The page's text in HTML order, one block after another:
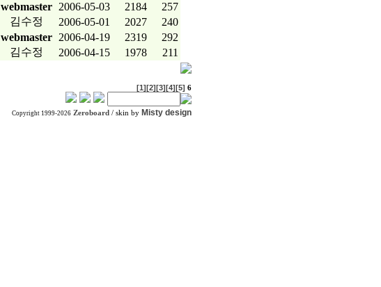
webmaster 2006-05-03 2184
257
김수정 2006-05-01 2027
240
webmaster 2006-04-19 2319
292
김수정 2006-04-15 1978 211
[1][2][3][4][5] 6
Copyright 1999-2026 Zeroboard / skin by Misty design